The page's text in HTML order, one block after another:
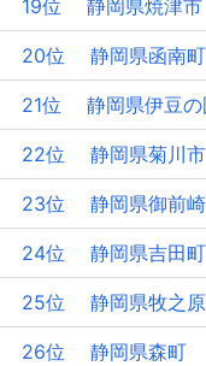
19位 静岡県焼津
20位 静岡県函南
21位 静岡県伊豆
22位 静岡県菊川
23位 静岡県御前
24位 静岡県吉田
25位 静岡県牧之
26位 静岡県森町